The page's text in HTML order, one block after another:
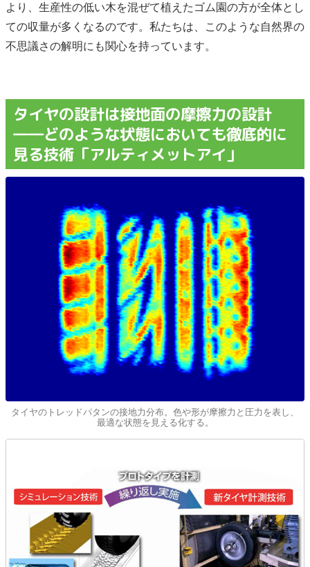
より、生産性の低い木を混ぜて植えたゴム園の方が全体とし
ての収量が多くなるのです。私たちは、このような自然界の
不思議さの解明にも関心を持っています。
タイヤの設計は接地面の摩擦力の設計
――どのような状態においても徹底的に
見る技術「アルティメットアイ」
タイヤのトレッドパタンの接地力分布。色や形が摩擦力と圧力を表し、
最適な状態を見える化する。